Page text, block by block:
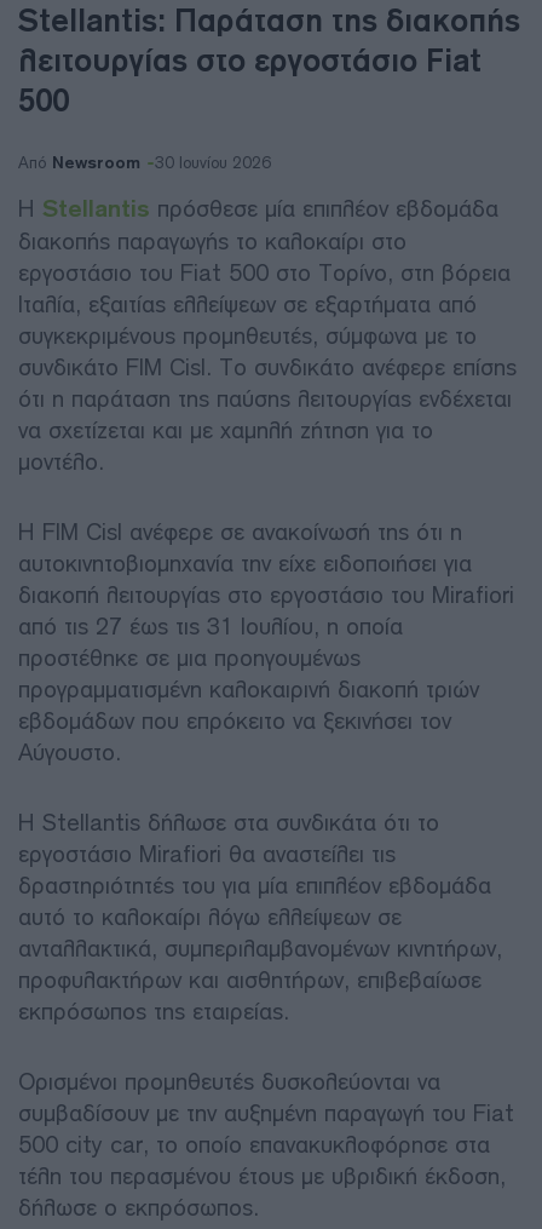
Stellantis: Παράταση της διακοπής
λειτουργίας στο εργοστάσιο Fiat
500
Από Newsroom 30 Ιουνίου 2026
Η Stellantis πρόσθεσε μία επιπλέον εβδομάδα
διακοπής παραγωγής το καλοκαίρι στο
εργοστάσιο του Fiat 500 στο Τορίνο, στη βόρεια
Ιταλία, εξαιτίας ελλείψεων σε εξαρτήματα από
συγκεκριμένους προμηθευτές, σύμφωνα με το
συνδικάτο FIM Cisl. Το συνδικάτο ανέφερε επίσης
ότι η παράταση της παύσης λειτουργίας ενδέχεται
να σχετίζεται και με χαμηλή ζήτηση για το
μοντέλο.
Η FIM Cisl ανέφερε σε ανακοίνωσή της ότι η
αυτοκινητοβιομηχανία την είχε ειδοποιήσει για
διακοπή λειτουργίας στο εργοστάσιο του Mirafiori
από τις 27 έως τις 31 Ιουλίου, η οποία
προστέθηκε σε μια προηγουμένως
προγραμματισμένη καλοκαιρινή διακοπή τριών
εβδομάδων που επρόκειτο να ξεκινήσει τον
Αύγουστο.
Η Stellantis δήλωσε στα συνδικάτα ότι το
εργοστάσιο Mirafiori θα αναστείλει τις
δραστηριότητές του για μία επιπλέον εβδομάδα
αυτό το καλοκαίρι λόγω ελλείψεων σε
ανταλλακτικά, συμπεριλαμβανομένων κινητήρων,
προφυλακτήρων και αισθητήρων, επιβεβαίωσε
εκπρόσωπος της εταιρείας.
Ορισμένοι προμηθευτές δυσκολεύονται να
συμβαδίσουν με την αυξημένη παραγωγή του Fiat
500 city car, το οποίο επανακυκλοφόρησε στα
τέλη του περασμένου έτους με υβριδική έκδοση,
δήλωσε ο εκπρόσωπος.